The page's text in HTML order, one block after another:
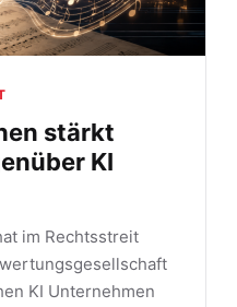
stärkt
KI
im Rechtsstreit
KI Unternehmen